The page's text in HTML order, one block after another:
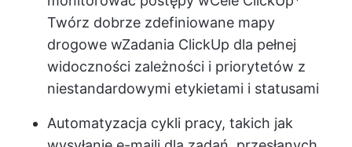
Twórz dobrze zdefiniowane mapy
drogowe wZadania ClickUp dla pełnej
widoczności zależności i priorytetów z
niestandardowymi etykietami i statusami
Automatyzacja cykli pracy, takich jak